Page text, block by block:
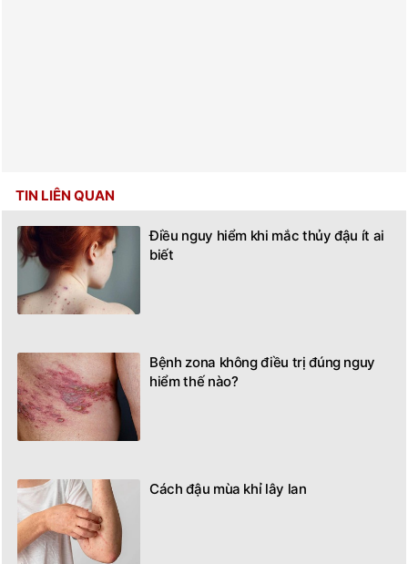
TIN LIÊN QUAN
Điều nguy hiểm khi mắc thủy đậu ít ai
biết
Bệnh zona không điều trị đúng nguy
hiểm thế nào?
Cách đậu mùa khỉ lây lan